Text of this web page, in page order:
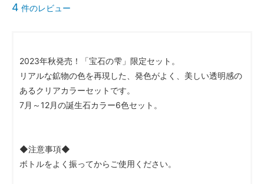
4 件のレビュー
2023年秋発売！「宝石の雫」限定セット。
リアルな鉱物の色を再現した、発色がよく、美しい透明感の
あるクリアカラーセットです。
7月～12月の誕生石カラー6色セット。
◆注意事項◆
ボトルをよく振ってからご使用ください。